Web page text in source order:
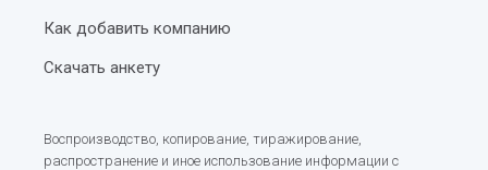
Как добавить компанию
Скачать анкету
Воспроизводство, копирование, тиражирование,
распространение и иное использование информации с